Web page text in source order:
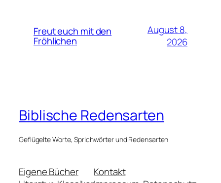
Freut euch mit den
Fröhlichen
August 8,
2026
Biblische Redensarten
Geflügelte Worte, Sprichwörter und Redensarten
Eigene Bücher
Kontakt